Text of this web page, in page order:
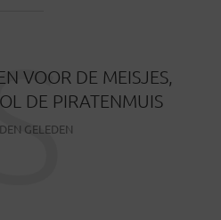
VOOR DE MEISJES,
DE PIRATENMUIS
GELEDEN